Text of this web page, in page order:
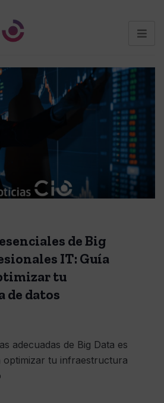
de Big
IT: Guía
tu
datos
adecuadas de Big Data es
optimizar tu infraestructura